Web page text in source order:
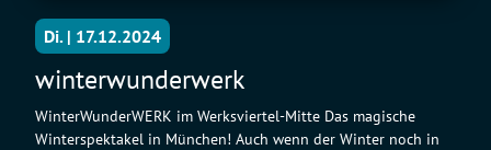
Di. | 17.12.2024
winterwunderwerk
WinterWunderWERK im Werksviertel-Mitte Das magische
Winterspektakel in München! Auch wenn der Winter noch in